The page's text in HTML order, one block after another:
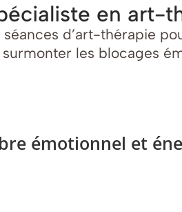
en art-
d’art-thérapie
les blocages
émotionnel et